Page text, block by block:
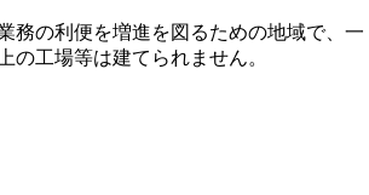
務の利便を増進を図るための地域で、一
の工場等は建てられません。